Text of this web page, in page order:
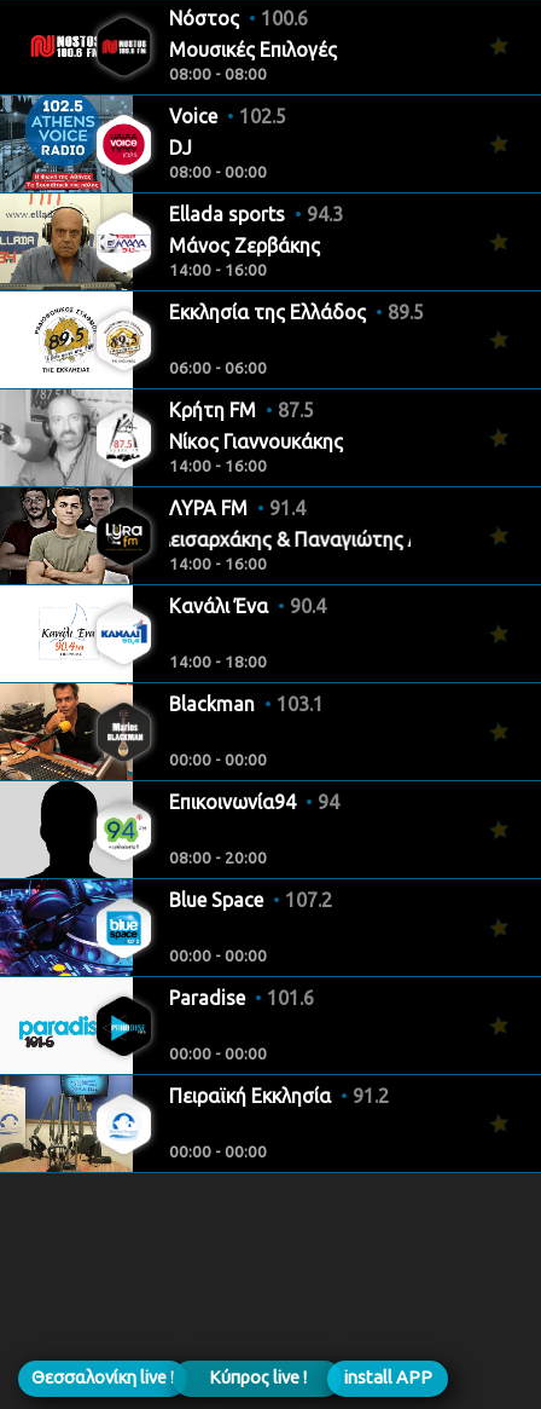
Νόστος
100.6
Μουσικές Επιλογές
08:00 - 08:00
Voice
102.5
DJ
08:00 - 00:00
Ellada sports
94.3
Μάνος Ζερβάκης
14:00 - 16:00
Εκκλησία της Ελλάδος 89.5
06:00 - 06:00
Κρήτη FM
87.5
Νίκος Γιαννουκάκης
14:00 - 16:00
ΛΥΡΑ FM
91.4
Νίκος Κλεισαρχάκης & Παναγιώτης Δεσίπρης
14:00 - 16:00
Κανάλι Ένα 90.4
14:00 - 18:00
Blackman 103.1
00:00 - 00:00
Επικοινωνία94 94
08:00 - 20:00
Blue Space 107.2
00:00 - 00:00
Paradise 101.6
00:00 - 00:00
Πειραϊκή Εκκλησία 91.2
00:00 - 00:00
Θεσσαλονίκη live ! Κύπρος live ! install APP